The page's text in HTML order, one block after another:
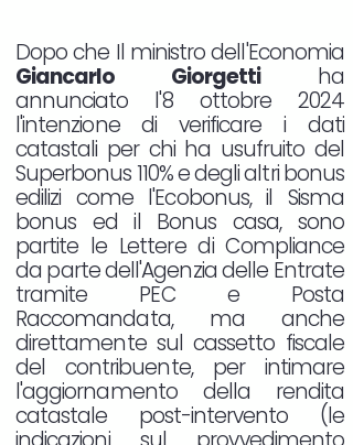
Dopo che Il ministro dell'Economia
Giancarlo Giorgettiha
annunciato l'8 ottobre 2024
l'intenzione di verificare i dati
catastali per chi ha usufruito del
Superbonus 110% e degli altri bonus
edilizi come l'Ecobonus, il Sisma
bonus ed il Bonus casa, sono
partite le Lettere di Compliance
da parte dell'Agenzia delle Entrate
tramite PEC e Posta
Raccomandata, ma anche
direttamente sul cassetto fiscale
del contribuente, per intimare
l'aggiornamento della rendita
catastale post-intervento (le